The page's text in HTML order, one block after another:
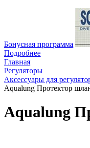
Бонусная программа
Подробнее
Главная
Регуляторы
Аксессуары для
Aqualung Протектор
Aqualung